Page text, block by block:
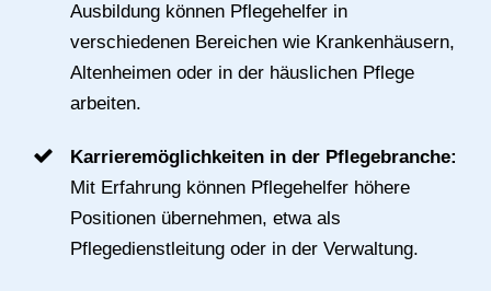
Ausbildung können Pflegehelfer in
verschiedenen Bereichen wie Krankenhäusern,
Altenheimen oder in der häuslichen Pflege
arbeiten.
Karrieremöglichkeiten in der Pflegebranche:
Mit Erfahrung können Pflegehelfer höhere
Positionen übernehmen, etwa als
Pflegedienstleitung oder in der Verwaltung.